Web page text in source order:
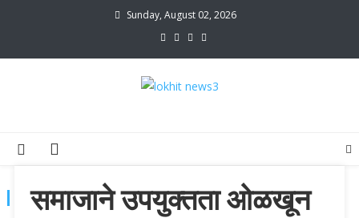
Sunday, August 02, 2026
TAG:गङकरी रंगायतन ठाणे
समाजाने उपयुक्तता ओळखून